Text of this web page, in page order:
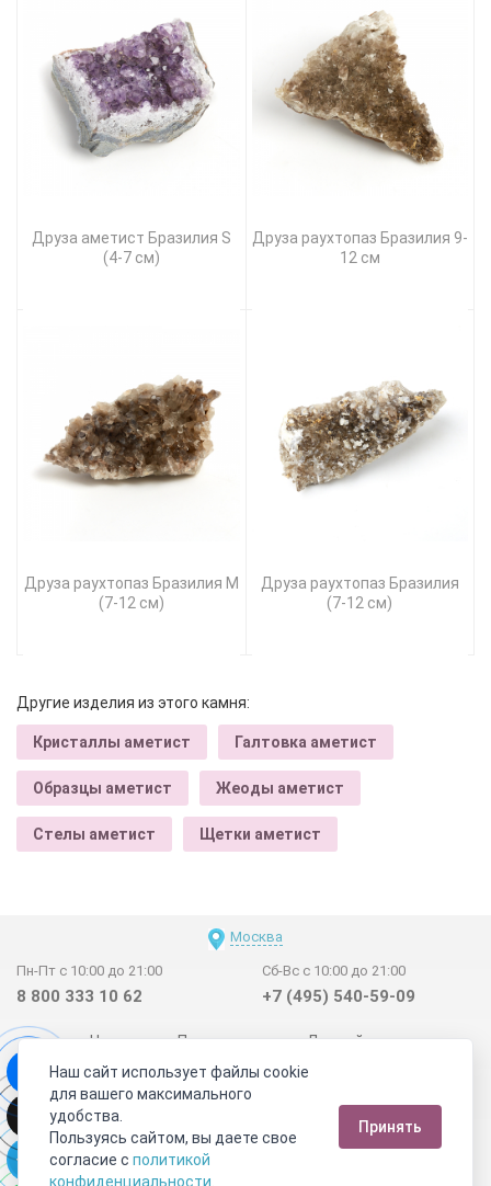
Друза аметист Бразилия S
(4-7 см)
Друза раухтопаз Бразилия 9-
12 см
Друза раухтопаз Бразилия M
(7-12 см)
Друза раухтопаз Бразилия
(7-12 см)
Другие изделия из этого камня:
Кристаллы аметист Галтовка аметист
Образцы аметист Жеоды аметист
Стелы аметист Щетки аметист
Москва
Пн-Пт с 10:00 до 21:00
8 800 333 10 62
Сб-Вс с 10:00 до 21:00
+7 (495) 540-59-09
Новинки Поставщикам
Личный счет
Договор-оферта
О нас
Наши магазины
Отзывы покупателей
Сертификаты
Статьи
Обратная связь
Видео о камнях СОУТ
Телеграм
Max
Наш сайт использует файлы cookie
для вашего максимального
удобства.
Пользуясь сайтом, вы даете свое
согласие с политикой
конфиденциальности
Принять